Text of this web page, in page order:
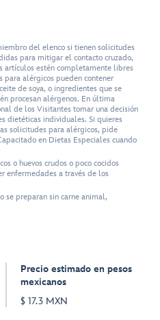
del elenco si tienen solicitudes
para mitigar el contacto cruzado,
artículos estén completamente libres
para alérgicos pueden contener
de soya, o ingredientes que se
procesan alérgenos. En última
de los Visitantes tomar una decisión
dietéticas individuales. Si quieres
solicitudes para alérgicos, pide
en Dietas Especiales cuando
o huevos crudos o poco cocidos
enfermedades a través de los
se preparan sin carne animal,
Precio estimado en pesos
mexicanos
$ 17.3 MXN